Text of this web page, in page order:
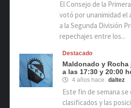
El Consejo de la
votó por unanimidad el
a la Segunda División
repechajes entre los...
Destacado
Maldonado y
a las 17:30 y 20:00
4 años hace daltez
Este fin de semana
clasificados y las